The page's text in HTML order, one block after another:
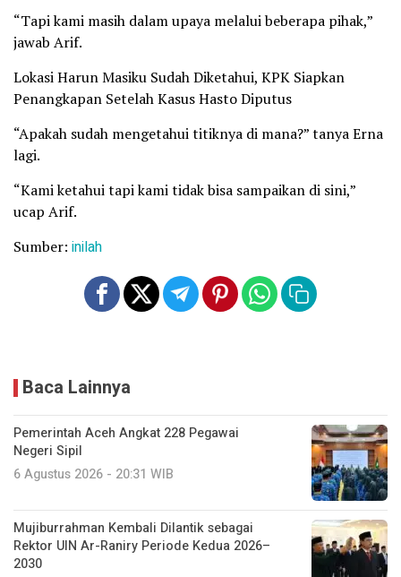
“Tapi kami masih dalam upaya melalui beberapa pihak,”
jawab Arif.
Lokasi Harun Masiku Sudah Diketahui, KPK Siapkan
Penangkapan Setelah Kasus Hasto Diputus
“Apakah sudah mengetahui titiknya di mana?” tanya Erna
lagi.
“Kami ketahui tapi kami tidak bisa sampaikan di sini,”
ucap Arif.
Sumber: inilah
Baca Lainnya
Pemerintah Aceh Angkat 228 Pegawai
Negeri Sipil
6 Agustus 2026 - 20:31 WIB
Mujiburrahman Kembali Dilantik sebagai
Rektor UIN Ar-Raniry Periode Kedua 2026–
2030